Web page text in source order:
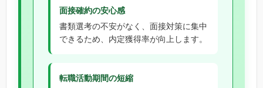
面接確約の安心感
書類選考の不安がなく、面接対策に集中
できるため、内定獲得率が向上します。
転職活動期間の短縮